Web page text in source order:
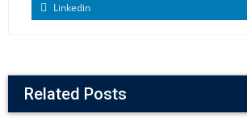
Linkedin
Related Posts